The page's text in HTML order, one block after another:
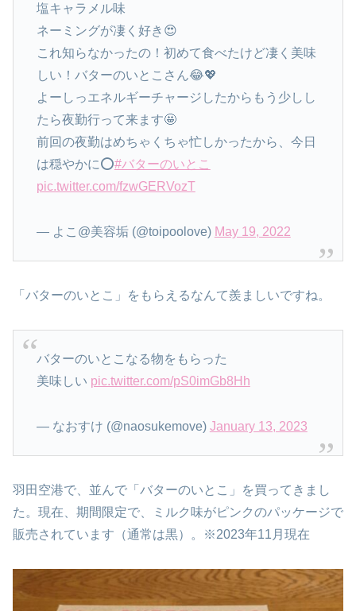
塩キャラメル味
ネーミングが凄く好き😍
これ知らなかったの！初めて食べたけど凄く美味
しい！バターのいとこさん😂💖
よーしっエネルギーチャージしたからもう少しし
たら夜勤行って来ます🤩
前回の夜勤はめちゃくちゃ忙しかったから、今日
は穏やかに⭕️#バターのいとこ
pic.twitter.com/fzwGERVozT
— よこ@美容垢 (@toipoolove) May 19, 2022
「バターのいとこ」をもらえるなんて羨ましいですね。
バターのいとこなる物をもらった
美味しい pic.twitter.com/pS0imGb8Hh
— なおすけ (@naosukemove) January 13, 2023
羽田空港で、並んで「バターのいとこ」を買ってきまし
た。現在、期間限定で、ミルク味がピンクのパッケージで
販売されています（通常は黒）。※2023年11月現在